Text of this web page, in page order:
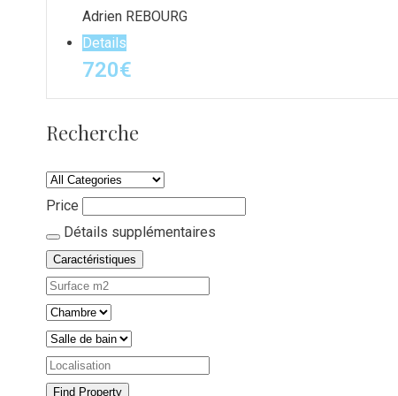
Adrien REBOURG
Details
720€
Recherche
Price
Détails supplémentaires
Caractéristiques
Find Property